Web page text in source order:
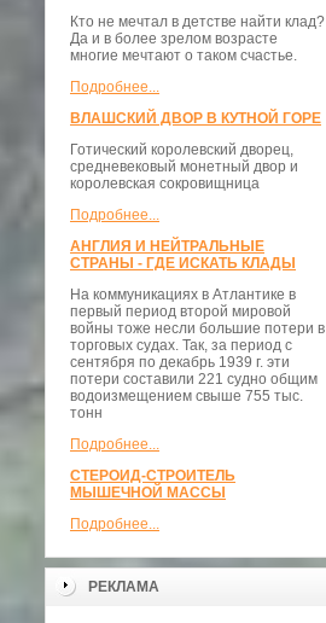
Кто не мечтал в детстве найти клад?
Да и в более зрелом возрасте
многие мечтают о таком счастье.
Подробнее...
ВЛАШСКИЙ ДВОР В КУТНОЙ ГОРЕ
Готический королевский дворец,
средневековый монетный двор и
королевская сокровищница
Подробнее...
АНГЛИЯ И НЕЙТРАЛЬНЫЕ
СТРАНЫ - ГДЕ ИСКАТЬ КЛАДЫ
На коммуникациях в Атлантике в
первый период второй мировой
войны тоже несли большие потери в
торговых судах. Так, за период с
сентября по декабрь 1939 г. эти
потери составили 221 судно общим
водоизмещением свыше 755 тыс.
тонн
Подробнее...
СТЕРОИД-СТРОИТЕЛЬ
МЫШЕЧНОЙ МАССЫ
Подробнее...
РЕКЛАМА